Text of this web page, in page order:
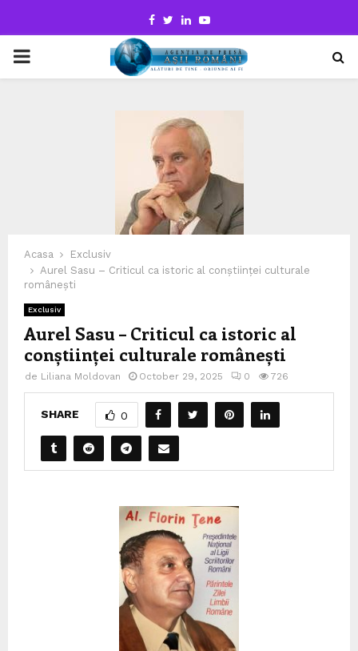
Facebook
TwitterLinkedinYoutube
PRIMARY
Acasa
Exclusiv
Aurel Sasu – Criticul ca istoric al conștiinței culturale
românești
Exclusiv
Aurel Sasu – Criticul ca istoric al
conștiinței culturale românești
de Liliana Moldovan October 29, 2025 0 726
SHARE 0